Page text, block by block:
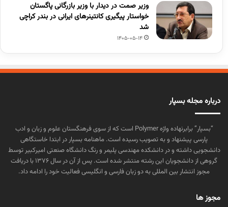
وزیر صمت در دیدار با وزیر بازرگانی پاگستان
خواستار پیگیری کانتینرهای ایرانی در بندر کراچی
شد
1405-05-14
درباره مجله بسپار
“بسپار” برابرنهاده واژه Polymer است که از سوی فرهنگستان علوم و زبان و ادب
پارسی پیشنهاد و به تصویب رسیده است. ماهنامه بسپار در ابتدا خاستگاهی
دانشجویی داشته و در دانشکده مهندسی پلیمر و رنگ دانشگاه صنعتی امیرکبیر توسط
گروهی از دانشجویان این رشته منتشر شده است. پس از آن در سال ۱۳۷۶ با دریافت
مجوز انتشار بین المللی به دو زبان فارسی و انگلیسی فعالیت خود را ادامه داد.
مجوز ها